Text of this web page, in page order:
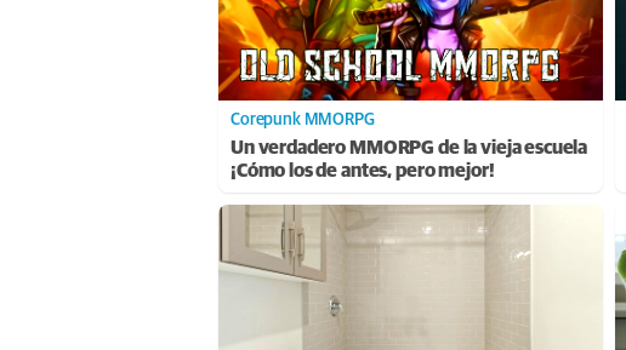
Corepunk MMORPG
Un verdadero MMORPG de la vieja escuela
¡Cómo los de antes, pero mejor!